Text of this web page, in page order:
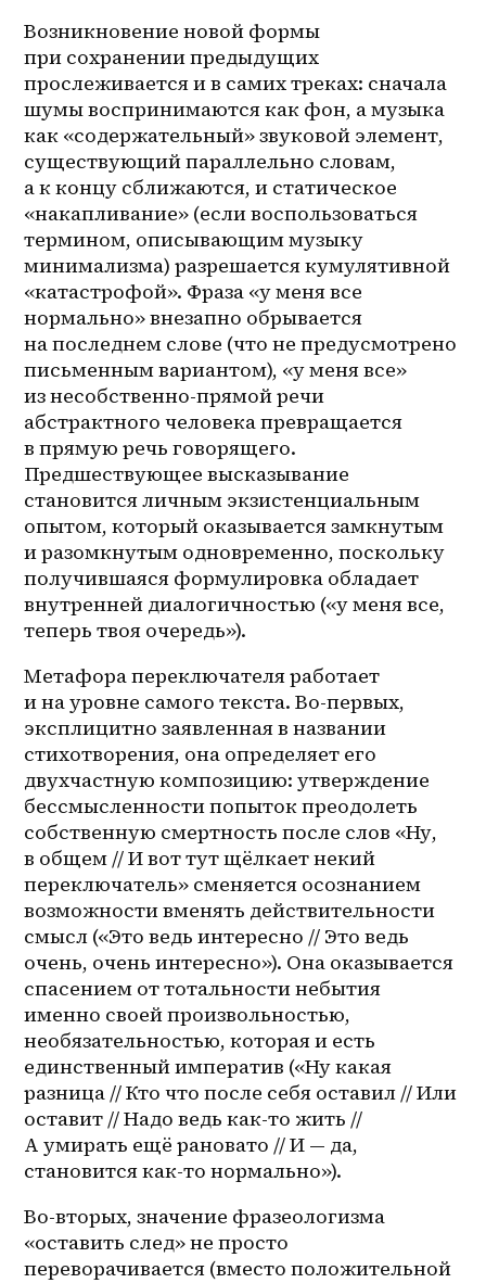
Возникновение новой формы
при сохранении предыдущих
прослеживается и в самих треках: сначала
шумы воспринимаются как фон, а музыка
как «содержательный» звуковой элемент,
существующий параллельно словам,
а к концу сближаются, и статическое
«накапливание» (если воспользоваться
термином, описывающим музыку
минимализма) разрешается кумулятивной
«катастрофой». Фраза «у меня все
нормально» внезапно обрывается
на последнем слове (что не предусмотрено
письменным вариантом), «у меня все»
из несобственно-прямой речи
абстрактного человека превращается
в прямую речь говорящего.
Предшествующее высказывание
становится личным экзистенциальным
опытом, который оказывается замкнутым
и разомкнутым одновременно, поскольку
получившаяся формулировка обладает
внутренней диалогичностью («у меня все,
теперь твоя очередь»).
Метафора переключателя работает
и на уровне самого текста. Во-первых,
эксплицитно заявленная в названии
стихотворения, она определяет его
двухчастную композицию: утверждение
бессмысленности попыток преодолеть
собственную смертность после слов «Ну,
в общем // И вот тут щёлкает некий
переключатель» сменяется осознанием
возможности вменять действительности
смысл («Это ведь интересно // Это ведь
очень, очень интересно»). Она оказывается
спасением от тотальности небытия
именно своей произвольностью,
необязательностью, которая и есть
единственный императив («Ну какая
разница // Кто что после себя оставил // Или
оставит // Надо ведь как-то жить //
А умирать ещё рановато // И — да,
становится как-то нормально»).
Во-вторых, значение фразеологизма
«оставить след» не просто
переворачивается (вместо положительной